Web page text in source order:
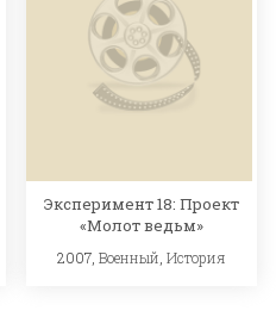
Эксперимент 18: Проект
«Молот ведьм»
2007,Военный ,История